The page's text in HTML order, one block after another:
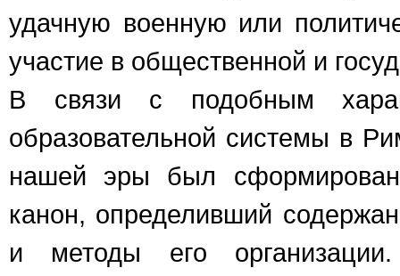
удачную военную или
участие в общественной и
В связи с подобным
образовательной системы в
нашей эры был
канон, определивший
и методы его